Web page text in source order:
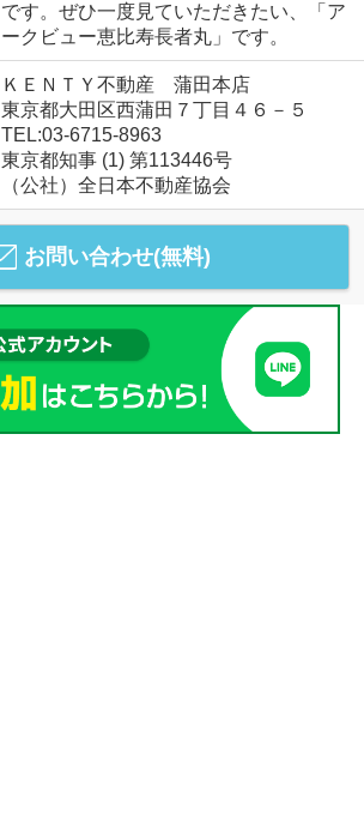
です。ぜひ一度見ていただきたい、「ア
ークビュー恵比寿長者丸」です。
ＫＥＮＴＹ不動産 蒲田本店
東京都大田区西蒲田７丁目４６－５
TEL:03-6715-8963
東京都知事 (1) 第113446号
（公社）全日本不動産協会
お問い合わせ(無料)